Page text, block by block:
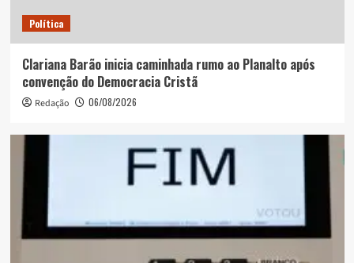
Política
Clariana Barão inicia caminhada rumo ao Planalto após
convenção do Democracia Cristã
Redação 06/08/2026